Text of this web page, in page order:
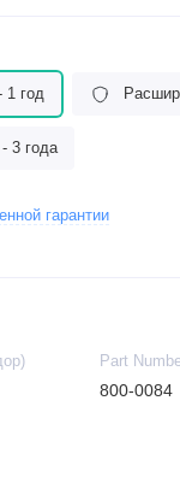
1 год
3 года
гарантии
Part
800-0084